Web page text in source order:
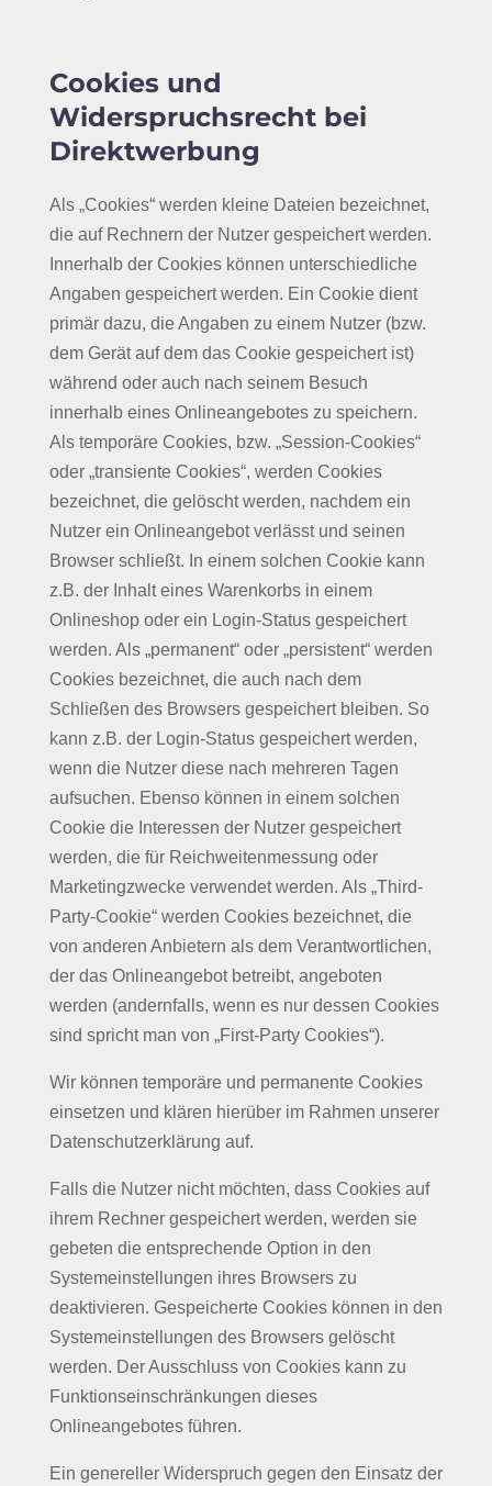
Cookies und
Widerspruchsrecht bei
Direktwerbung
Als „Cookies“ werden kleine Dateien bezeichnet,
die auf Rechnern der Nutzer gespeichert werden.
Innerhalb der Cookies können unterschiedliche
Angaben gespeichert werden. Ein Cookie dient
primär dazu, die Angaben zu einem Nutzer (bzw.
dem Gerät auf dem das Cookie gespeichert ist)
während oder auch nach seinem Besuch
innerhalb eines Onlineangebotes zu speichern.
Als temporäre Cookies, bzw. „Session-Cookies“
oder „transiente Cookies“, werden Cookies
bezeichnet, die gelöscht werden, nachdem ein
Nutzer ein Onlineangebot verlässt und seinen
Browser schließt. In einem solchen Cookie kann
z.B. der Inhalt eines Warenkorbs in einem
Onlineshop oder ein Login-Status gespeichert
werden. Als „permanent“ oder „persistent“ werden
Cookies bezeichnet, die auch nach dem
Schließen des Browsers gespeichert bleiben. So
kann z.B. der Login-Status gespeichert werden,
wenn die Nutzer diese nach mehreren Tagen
aufsuchen. Ebenso können in einem solchen
Cookie die Interessen der Nutzer gespeichert
werden, die für Reichweitenmessung oder
Marketingzwecke verwendet werden. Als „Third-
Party-Cookie“ werden Cookies bezeichnet, die
von anderen Anbietern als dem Verantwortlichen,
der das Onlineangebot betreibt, angeboten
werden (andernfalls, wenn es nur dessen Cookies
sind spricht man von „First-Party Cookies“).
Wir können temporäre und permanente Cookies
einsetzen und klären hierüber im Rahmen unserer
Datenschutzerklärung auf.
Falls die Nutzer nicht möchten, dass Cookies auf
ihrem Rechner gespeichert werden, werden sie
gebeten die entsprechende Option in den
Systemeinstellungen ihres Browsers zu
deaktivieren. Gespeicherte Cookies können in den
Systemeinstellungen des Browsers gelöscht
werden. Der Ausschluss von Cookies kann zu
Funktionseinschränkungen dieses
Onlineangebotes führen.
Ein genereller Widerspruch gegen den Einsatz der